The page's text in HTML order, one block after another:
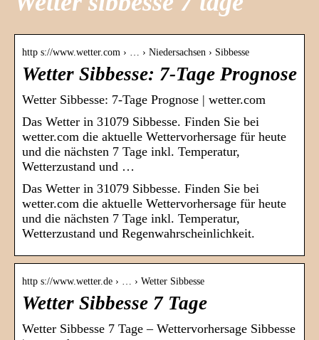
http s://www.wetter.com › … › Niedersachsen › Sibbesse
Wetter Sibbesse: 7-Tage Prognose
Wetter Sibbesse: 7-Tage Prognose | wetter.com
Das Wetter in 31079 Sibbesse. Finden Sie bei
wetter.com die aktuelle Wettervorhersage für heute
und die nächsten 7 Tage inkl. Temperatur,
Wetterzustand und …
Das Wetter in 31079 Sibbesse. Finden Sie bei
wetter.com die aktuelle Wettervorhersage für heute
und die nächsten 7 Tage inkl. Temperatur,
Wetterzustand und Regenwahrscheinlichkeit.
http s://www.wetter.de › … › Wetter Sibbesse
Wetter Sibbesse 7 Tage
Wetter Sibbesse 7 Tage – Wettervorhersage Sibbesse